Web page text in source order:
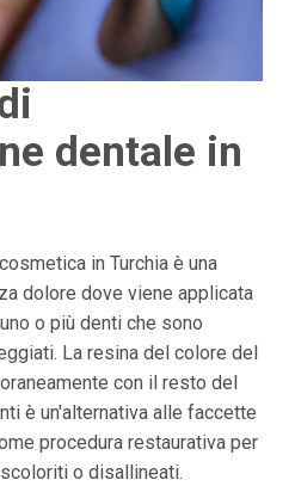
dentale in
in Turchia è una
dolore dove viene applicata
o più denti che sono
La resina del colore del
con il resto del
è un'alternativa alle faccette
procedura restaurativa per
o disallineati.